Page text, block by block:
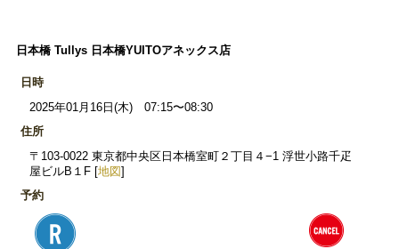
日本橋 Tullys 日本橋YUITOアネックス店
日時
2025年01月16日(木) 07:15〜08:30
住所
〒103-0022 東京都中央区日本橋室町２丁目４−1 浮世小路千疋
屋ビルB１F [地図]
予約